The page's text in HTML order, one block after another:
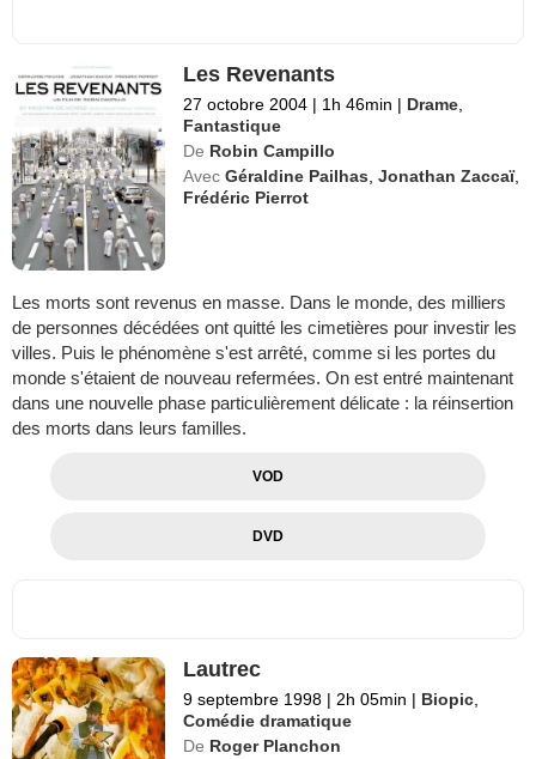
Les Revenants
27 octobre 2004 | 1h 46min | Drame
Fantastique
De Robin Campillo
Avec Géraldine Pailhas ,Jonathan Zaccaï,
Frédéric Pierrot
Les morts sont revenus en masse. Dans le monde, des milliers
de personnes décédées ont quitté les cimetières pour investir les
villes. Puis le phénomène s'est arrêté, comme si les portes du
monde s'étaient de nouveau refermées. On est entré maintenant
dans une nouvelle phase particulièrement délicate : la réinsertion
des morts dans leurs familles.
VOD
DVD
Lautrec
9 septembre 1998 | 2h 05min | Biopic
Comédie dramatique
De Roger Planchon